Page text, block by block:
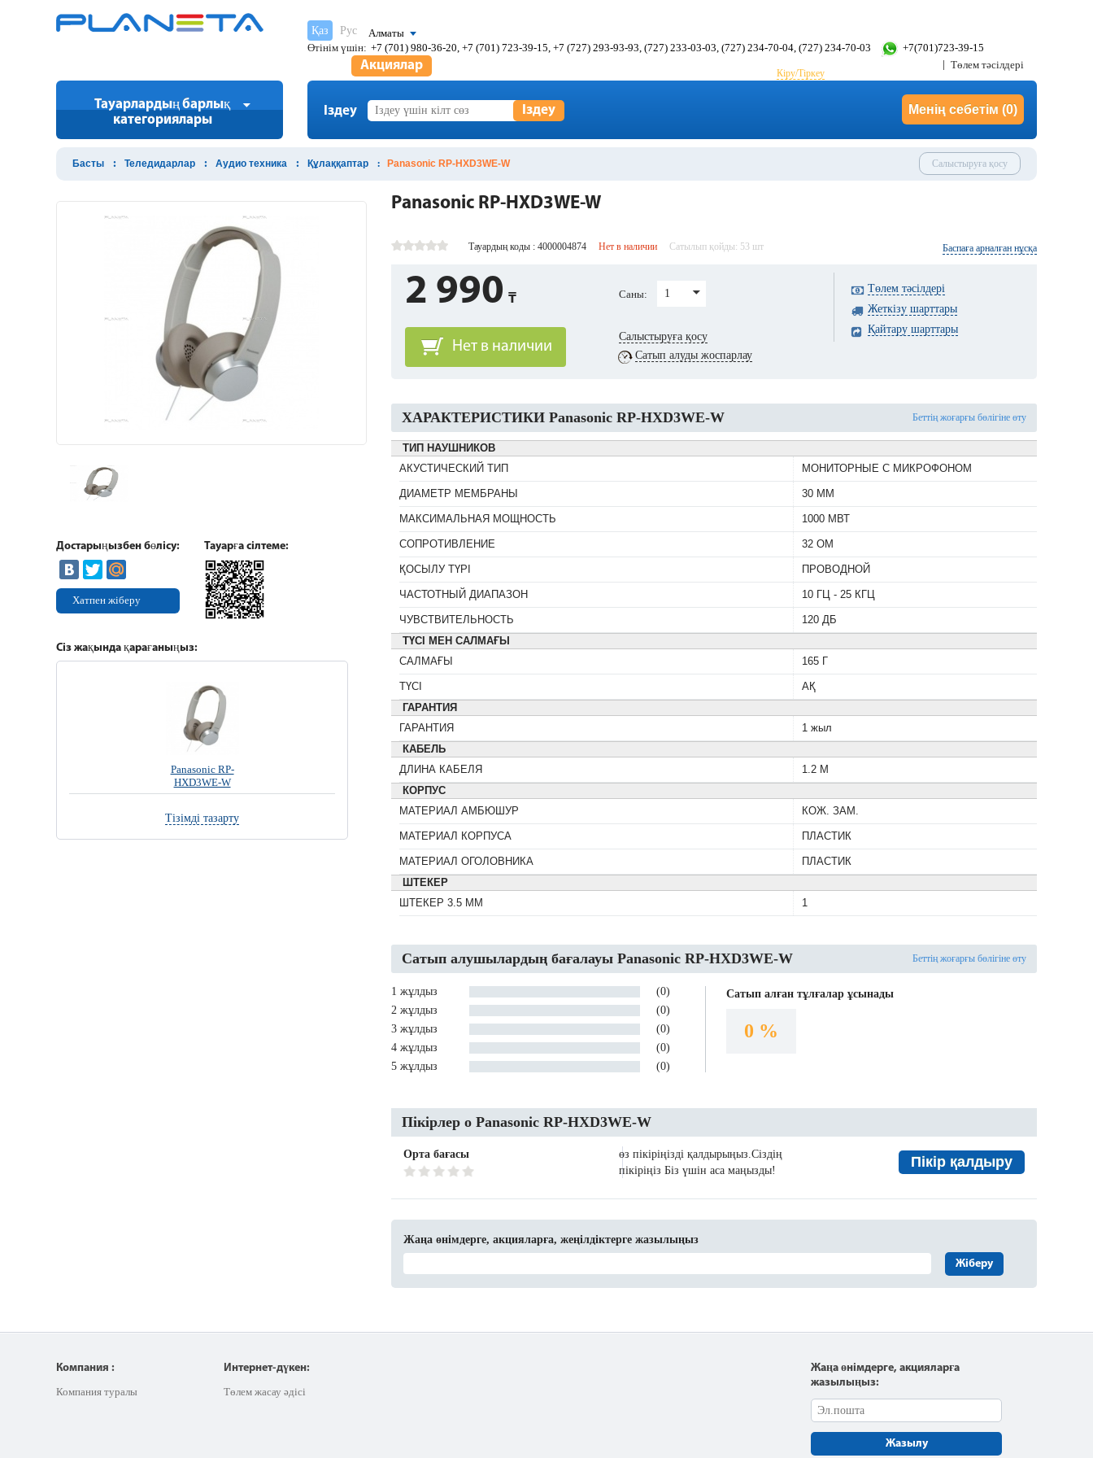
Қаз Рус
Алматы
Өтінім үшін: +7 (701) 980-36-20, +7 (701) 723-39-15, +7 (727) 293-93-93, (727) 233-03-03, (727) 234-70-04, (727) 234-70-03 +7(701)723-39-15
Кіру/Тіркеу
Акциялар Төлем тәсілдері
Тауарлардың барлық
категориялары
Іздеу Іздеу Менің себетім (0)
Басты Теледидарлар Аудио техника Құлаққаптар Panasonic RP-HXD3WE-W Салыстыруға қосу
Достарыңызбен бөлісу:
Хатпен жіберу
Тауарға сілтеме:
Сіз жақында қарағаныңыз:
Panasonic RP-
HXD3WE-W
Тізімді тазарту
Panasonic RP-HXD3WE-W
Тауардың коды : 4000004874 Нет в наличии Сатылып қойды: 53 шт Баспаға арналған нұсқа
2 990
Нет в наличии
Саны: 1
Салыстыруға қосу
Сатып алуды жоспарлау
Төлем тәсілдері
Жеткізу шарттары
Қайтару шарттары
ХАРАКТЕРИСТИКИ Panasonic RP-HXD3WE-W Беттің жоғарғы бөлігіне өту
ТИП НАУШНИКОВ
АКУСТИЧЕСКИЙ ТИП
МОНИТОРНЫЕ С МИКРОФОНОМ
ДИАМЕТР МЕМБРАНЫ 30 ММ
МАКСИМАЛЬНАЯ МОЩНОСТЬ 1000 МВТ
СОПРОТИВЛЕНИЕ 32 ОМ
ҚОСЫЛУ ТҮРІ ПРОВОДНОЙ
ЧАСТОТНЫЙ ДИАПАЗОН 10 ГЦ - 25 КГЦ
ЧУВСТВИТЕЛЬНОСТЬ
120 ДБ
ТҮСІ МЕН САЛМАҒЫ
САЛМАҒЫ
165 Г
ТҮСІ
АҚ
ГАРАНТИЯ
ГАРАНТИЯ
1 жыл
КАБЕЛЬ
ДЛИНА КАБЕЛЯ
1.2 М
КОРПУС
МАТЕРИАЛ АМБЮШУР
КОЖ. ЗАМ.
МАТЕРИАЛ КОРПУСА ПЛАСТИК
МАТЕРИАЛ ОГОЛОВНИКА
ПЛАСТИК
ШТЕКЕР
ШТЕКЕР 3.5 ММ
1
Сатып алушылардың бағалауы Panasonic RP-HXD3WE-W Беттің жоғарғы бөлігіне өту
1 жұлдыз
(0)
2 жұлдыз
(0)
3 жұлдыз
(0)
4 жұлдыз
(0)
5 жұлдыз
(0)
Сатып алған тұлғалар ұсынады
0 %
Пікірлер о Panasonic RP-HXD3WE-W
Орта бағасы
өз пікіріңізді қалдырыңыз.Сіздің
пікіріңіз Біз үшін аса маңызды!
Пікір қалдыру
Жаңа өнімдерге, акцияларға, жеңілдіктерге жазылыңыз
Жіберу
Компания :
Компания туралы
Интернет-дүкен:
Төлем жасау әдісі
Жаңа өнімдерге, акцияларға
жазылыңыз:
Жазылу